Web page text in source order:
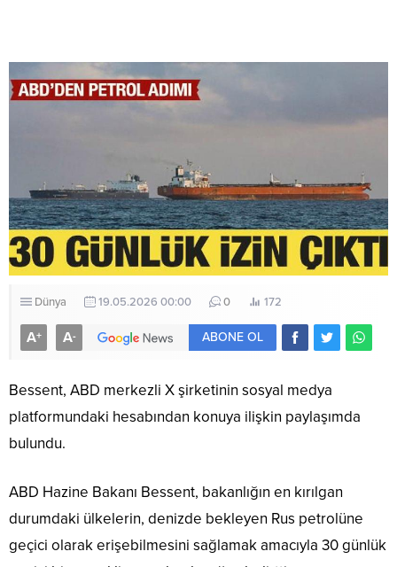
Dünya 19.05.2026 00:00 0 172
A+ A- ABONE OL
Bessent, ABD merkezli X şirketinin sosyal medya
platformundaki hesabından konuya ilişkin paylaşımda
bulundu.
ABD Hazine Bakanı Bessent, bakanlığın en kırılgan
durumdaki ülkelerin, denizde bekleyen Rus petrolüne
geçici olarak erişebilmesini sağlamak amacıyla 30 günlük